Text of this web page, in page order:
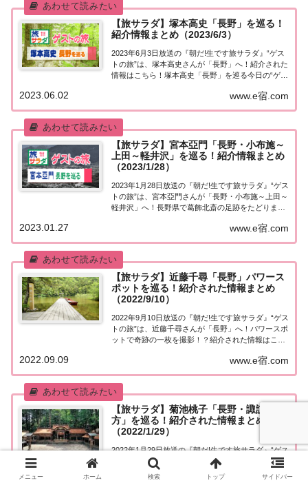
【旅サラダ】塚本高史「長野」を巡る！
紹介情報まとめ（2023/6/3）
2023年6月3日放送の『朝だ!生です旅サラダ』“ゲス
トの旅”は、塚本高史さんが「長野」へ！紹介された
情報はこちら！塚本高史「長野」を巡る今日の“ゲス
なモノ巡り！アルプスの山々から清流が流れ込む安
曇野市では澄んだ水を使った大好物の蕎...
www.e宿.com
2023.06.02
【旅サラダ】宮本亞門「長野・小布施～
上田～軽井沢」を巡る！紹介情報まとめ
（2023/1/28）
2023年1月28日放送の『朝だ!生です旅サラダ』“ゲス
トの旅”は、宮本亞門さんが「長野・小布施～上田～
軽井沢」へ！長野県で葛飾北斎の足跡をたどりま
布施～上田～軽井沢」を巡る今日の“ゲストの
旅”は、演出家・宮本亞門さん。長野県で葛飾北...
www.e宿.com
2023.01.27
【旅サラダ】近藤千尋「長野」パワース
ポットを巡る！紹介された情報まとめ
（2022/9/10）
2022年9月10日放送の『朝だ!生です旅サラダ』“ゲス
トの旅”は、近藤千尋さんが「長野」へ！パワースポ
ットで奇跡の一枚を撮影！？紹介された情報はこち
モデルの近藤千尋さん。長野県で子育ての忙しさか
ら解放されたひとり旅を楽しみます♪ま...
www.e宿.com
2022.09.09
【旅サラダ】菊池桃子「長野・諏訪地
方」を巡る！紹介された情報まとめ
（2022/1/29）
2022年1月29日放送の『朝だ!生です旅サラダ』“ゲス
トの旅”は、菊池桃子さんが「長野・諏訪地方」へ！
紹介された情報はこちら！菊池桃子「長野・諏訪」
メニュー ホーム 検索 トップ サイドバー